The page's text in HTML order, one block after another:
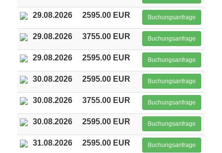
29.08.2026 2595.00 EUR Buchungsanfrage
29.08.2026 3755.00 EUR Buchungsanfrage
29.08.2026 2595.00 EUR Buchungsanfrage
30.08.2026 2595.00 EUR Buchungsanfrage
30.08.2026 3755.00 EUR Buchungsanfrage
30.08.2026 2595.00 EUR Buchungsanfrage
31.08.2026 2595.00 EUR Buchungsanfrage